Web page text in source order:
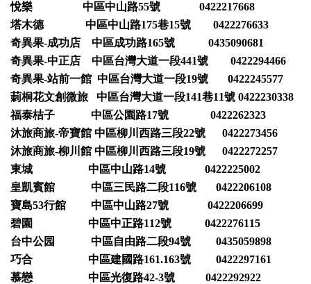
悅樂 中區中山路55號 0422217668
塔木德 中區中山路175巷15號 0422276633
奇異果-成功店 中區成功路165號 0435090681
奇異果-中正店 中區台灣大道一段441號 0422294466
奇異果-站前一館 中區台灣大道一段19號 0422245577
莿桐花文創微旅 中區台灣大道一段141巷11號 0422230338
福泰桔子 中區公園路17號 0422262323
沐旅商旅-帝寶館 中區柳川西路三段22號 0422273456
沐旅商旅-柳川館 中區柳川西路三段19號 0422272257
東城 中區中山路14號 0422225002
皇凱賓館 中區三民路二段116號 0422206108
寶島53行館 中區中山路27號 0422206699
碧園 中區中正路112號 0422276115
台中公园 中區自由路二段94號 0435059898
巧合 中區建國路161.163號 0422297161
慕戀 中區光復路42-3號 0422292922